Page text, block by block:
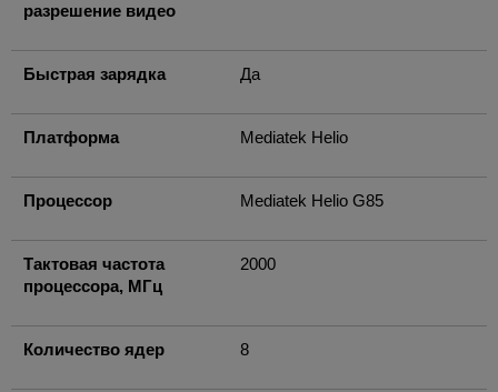
разрешение видео
Быстрая зарядка Да
Платформа Mediatek Helio
Процессор Mediatek Helio G85
Тактовая частота
процессора, МГц
2000
Количество ядер 8